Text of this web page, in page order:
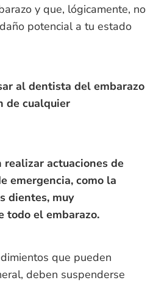
y que, lógicamente, no
potencial a tu estado
al dentista del embarazo
de cualquier
realizar actuaciones de
emergencia, como la
dientes, muy
todo el embarazo.
que pueden
deben suspenderse